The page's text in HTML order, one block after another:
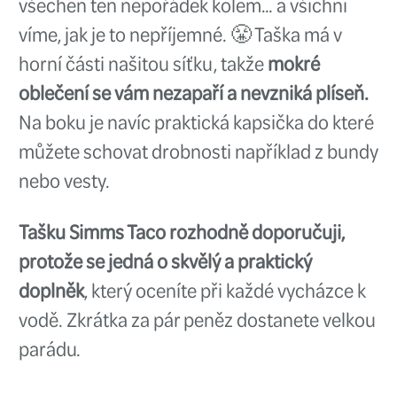
precizně.Design je moderní a
minimalistický, což je pro mě
Brzdný systém je plynulý a
Liquid Max Cadet nabízí
brzdnou sílu, kterou lze
jak pro menší, tak i pro větší
je cítit, jak moc je brzda citlivá
okamžicích se chová velmi